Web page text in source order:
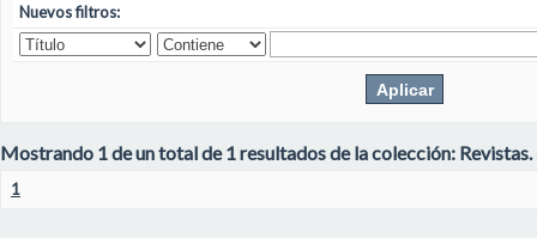
Nuevos filtros:
Mostrando 1 de un total de 1 resultados de la colección: Revistas.
1